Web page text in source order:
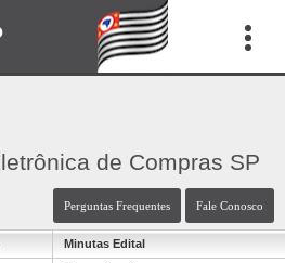
de Compras SP
Perguntas Frequentes Fale Conosco
Minutas Edital